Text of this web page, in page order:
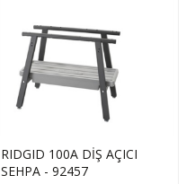
RIDGID 100A DİŞ AÇICI
SEHPA - 92457